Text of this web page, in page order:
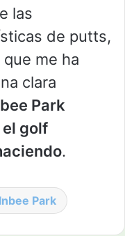
las
de putts,
me ha
clara
Park
golf
.
Park